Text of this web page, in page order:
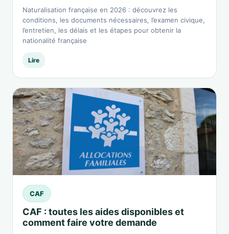
Naturalisation française en 2026 : découvrez les
conditions, les documents nécessaires, l’examen civique,
l’entretien, les délais et les étapes pour obtenir la
nationalité française
Lire
CAF
CAF : toutes les aides disponibles et
comment faire votre demande